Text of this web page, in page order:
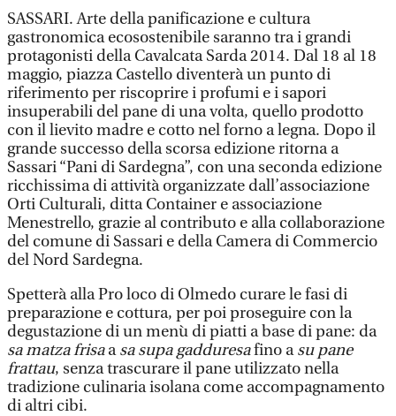
SASSARI. Arte della panificazione e cultura
gastronomica ecosostenibile saranno tra i grandi
protagonisti della Cavalcata Sarda 2014. Dal 18 al 18
maggio, piazza Castello diventerà un punto di
riferimento per riscoprire i profumi e i sapori
insuperabili del pane di una volta, quello prodotto
con il lievito madre e cotto nel forno a legna. Dopo il
grande successo della scorsa edizione ritorna a
Sassari “Pani di Sardegna”, con una seconda edizione
ricchissima di attività organizzate dall’associazione
Orti Culturali, ditta Container e associazione
Menestrello, grazie al contributo e alla collaborazione
del comune di Sassari e della Camera di Commercio
del Nord Sardegna.
Spetterà alla Pro loco di Olmedo curare le fasi di
preparazione e cottura, per poi proseguire con la
degustazione di un menù di piatti a base di pane: da
sa matza frisaasa supa gadduresafino asu pane
frattau, senza trascurare il pane utilizzato nella
tradizione culinaria isolana come accompagnamento
di altri cibi.